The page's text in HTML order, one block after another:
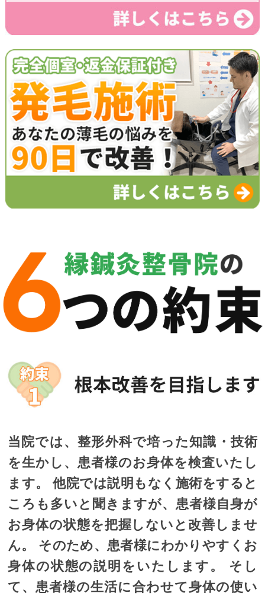
当院では、整形外科で培った知識・技術
を生かし、患者様のお身体を検査いたし
ます。 他院では説明もなく施術をすると
ころも多いと聞きますが、患者様自身が
お身体の状態を把握しないと改善しませ
ん。 そのため、患者様にわかりやすくお
身体の状態の説明をいたします。 そし
て、患者様の生活に合わせて身体の使い